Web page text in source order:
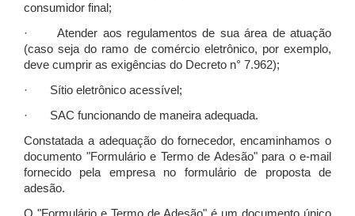
consumidor final;
· Atender aos regulamentos de sua área de atuação
(caso seja do ramo de comércio eletrônico, por exemplo,
deve cumprir as exigências do Decreto n° 7.962);
· Sítio eletrônico acessível;
· SAC funcionando de maneira adequada.
Constatada a adequação do fornecedor, encaminhamos o
documento "Formulário e Termo de Adesão" para o e-mail
fornecido pela empresa no formulário de proposta de
adesão.